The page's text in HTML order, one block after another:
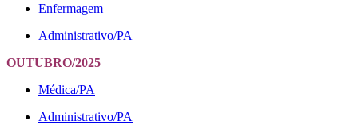
Enfermagem
Administrativo/PA
OUTUBRO/2025
Médica/PA
Administrativo/PA